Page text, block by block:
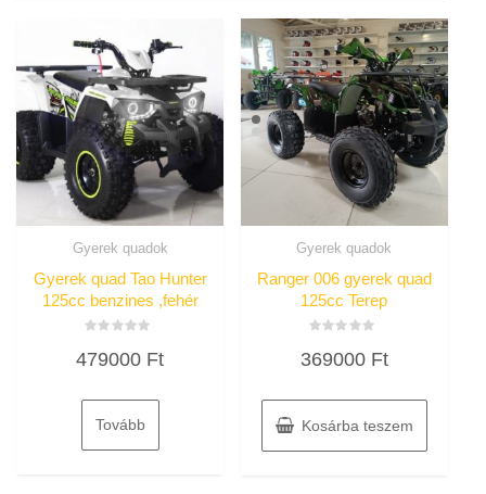
Gyerek quadok
Gyerek quad Tao Hunter
125cc benzines ,fehér
0
479000 Ft
Tovább
Gyerek quadok
Ranger 006 gyerek quad
125cc Terep
0
369000 Ft
Kosárba teszem